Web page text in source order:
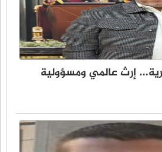
إرث عالمي ومسؤولية